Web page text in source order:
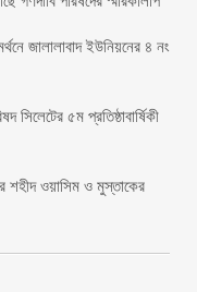
জালালাবাদ ইউনিয়নের ৪ নং
সিলেটের ৫ম প্রতিষ্ঠাবার্ষিকী
শহীদ ওয়াসিম ও মুস্তাকের